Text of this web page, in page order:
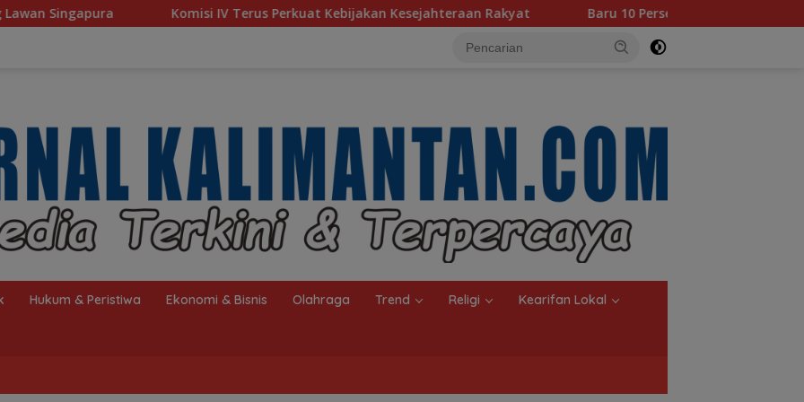
Komisi IV Terus Perkuat Kebijakan Kesejahteraan Rakyat Baru 10 Persen, Aktivasi IKD Banjarmasin Didorong
Hukum & Peristiwa Ekonomi & Bisnis Olahraga Trend Religi Kearifan Lokal